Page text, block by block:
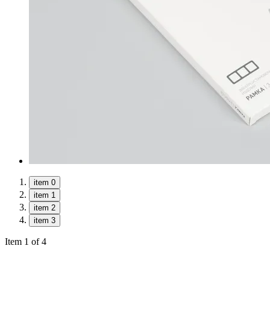
item 0
item 1
item 2
item 3
Item 1 of 4